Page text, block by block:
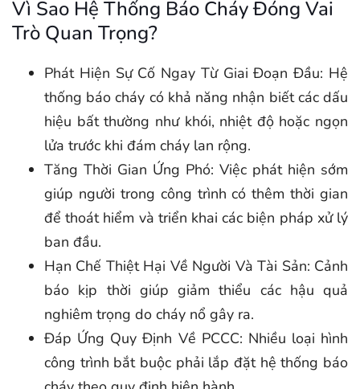
Vì Sao Hệ Thống Báo Cháy Đóng Vai
Trò Quan Trọng?
Phát Hiện Sự Cố Ngay Từ Giai Đoạn Đầu: Hệ
thống báo cháy có khả năng nhận biết các dấu
hiệu bất thường như khói, nhiệt độ hoặc ngọn
lửa trước khi đám cháy lan rộng.
Tăng Thời Gian Ứng Phó: Việc phát hiện sớm
giúp người trong công trình có thêm thời gian
để thoát hiểm và triển khai các biện pháp xử lý
ban đầu.
Hạn Chế Thiệt Hại Về Người Và Tài Sản: Cảnh
báo kịp thời giúp giảm thiểu các hậu quả
nghiêm trọng do cháy nổ gây ra.
Đáp Ứng Quy Định Về PCCC: Nhiều loại hình
công trình bắt buộc phải lắp đặt hệ thống báo